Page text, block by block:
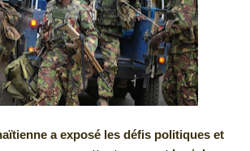
a exposé les défis politiques et